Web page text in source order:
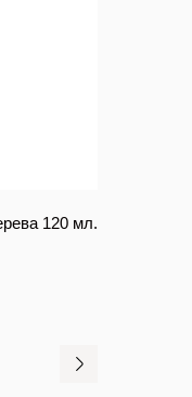
120 мл.